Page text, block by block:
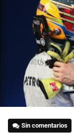
Sin comentarios